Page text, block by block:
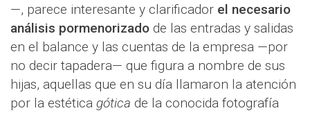
—, parece interesante y clarificador el necesario
análisis pormenorizado de las entradas y salidas
en el balance y las cuentas de la empresa —por
no decir tapadera— que figura a nombre de sus
hijas, aquellas que en su día llamaron la atención
por la estética gótica de la conocida fotografía